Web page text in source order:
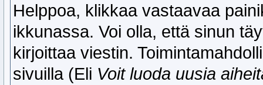
Helppoa, klikkaa vastaavaa
ikkunassa. Voi olla, että sinun
kirjoittaa viestin.
sivuilla (Eli Voit luoda uusia